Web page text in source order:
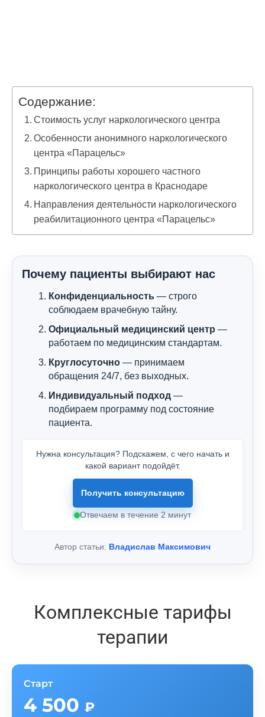
Содержание:
Стоимость услуг наркологического центра
Особенности анонимного наркологического
центра «Парацельс»
Принципы работы хорошего частного
наркологического центра в Краснодаре
Направления деятельности наркологического
реабилитационного центра «Парацельс»
Почему пациенты выбирают нас
Конфиденциальность — строго
соблюдаем врачебную тайну.
Официальный медицинский центр —
работаем по медицинским стандартам.
Круглосуточно — принимаем
обращения 24/7, без выходных.
Индивидуальный подход —
подбираем программу под состояние
пациента.
Нужна консультация? Подскажем, с чего начать и
какой вариант подойдёт.
Получить консультацию
Отвечаем в течение 2 минут
Автор статьи: Владислав Максимович
Комплексные тарифы
терапии
Старт
4 500 ₽